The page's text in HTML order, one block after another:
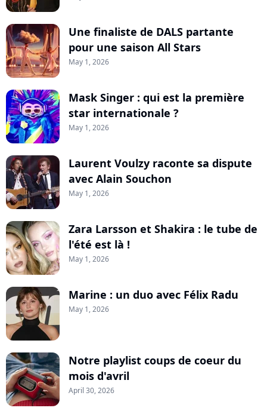
Une finaliste de DALS partante
pour une saison All Stars
May 1, 2026
Mask Singer : qui est la première
star internationale ?
May 1, 2026
Laurent Voulzy raconte sa dispute
avec Alain Souchon
May 1, 2026
Zara Larsson et Shakira : le tube de
l'été est là !
May 1, 2026
Marine : un duo avec Félix Radu
May 1, 2026
Notre playlist coups de coeur du
mois d'avril
April 30, 2026